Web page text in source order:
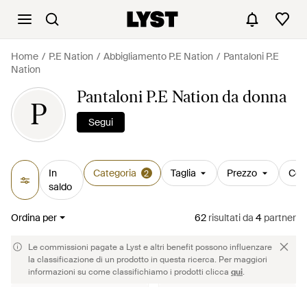
Home P.E Nation Abbigliamento P.E Nation
Pantaloni P.E
Nation
P
Pantaloni P.E Nation da donna
Segui
In
saldo
Categoria 2 Taglia Prezzo
Ordina per 62 risultatida 4 partner
Le commissioni pagate a Lyst e altri benefit possono influenzare
la classificazione di un prodotto in questa ricerca. Per maggiori
informazioni su come classifichiamo i prodotti clicca qui.